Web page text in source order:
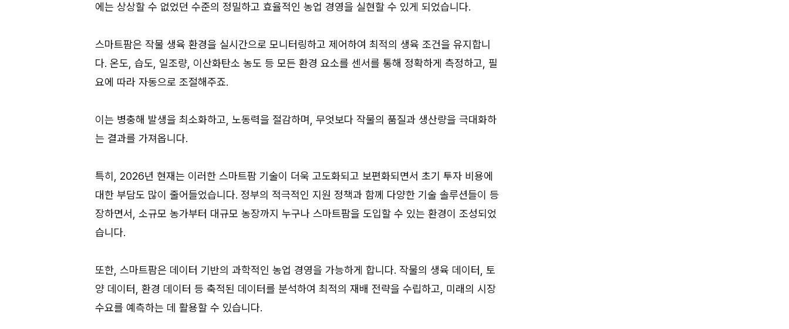
에는 상상할 수 없었던 수준의 정밀하고 효율적인 농업 경영을 실현할 수 있게 되었습니다.
스마트팜은 작물 생육 환경을 실시간으로 모니터링하고 제어하여 최적의 생육 조건을 유지합니
다. 온도, 습도, 일조량, 이산화탄소 농도 등 모든 환경 요소를 센서를 통해 정확하게 측정하고, 필
요에 따라 자동으로 조절해주죠.
이는 병충해 발생을 최소화하고, 노동력을 절감하며, 무엇보다 작물의 품질과 생산량을 극대화하
는 결과를 가져옵니다.
특히, 2026년 현재는 이러한 스마트팜 기술이 더욱 고도화되고 보편화되면서 초기 투자 비용에
대한 부담도 많이 줄어들었습니다. 정부의 적극적인 지원 정책과 함께 다양한 기술 솔루션들이 등
장하면서, 소규모 농가부터 대규모 농장까지 누구나 스마트팜을 도입할 수 있는 환경이 조성되었
습니다.
또한, 스마트팜은 데이터 기반의 과학적인 농업 경영을 가능하게 합니다. 작물의 생육 데이터, 토
양 데이터, 환경 데이터 등 축적된 데이터를 분석하여 최적의 재배 전략을 수립하고, 미래의 시장
수요를 예측하는 데 활용할 수 있습니다.